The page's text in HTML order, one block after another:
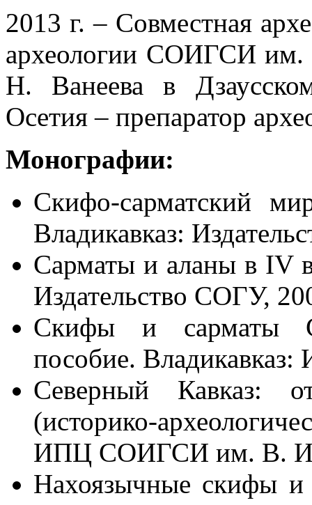
2013 г. – Совместная
археологии СОИГСИ
Н. Ванеева в
Осетия – препаратор
Монографии:
Скифо-сарматский
Владикавказ:
Сарматы и аланы в IV
Издательство СОГУ,
Скифы и сарматы
пособие. Владикавказ:
Северный Кавказ:
(историко-
ИПЦ СОИГСИ им. В. И.
Нахоязычные скифы